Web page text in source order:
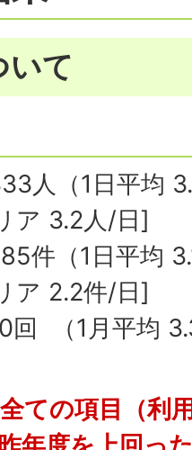
いて
人（1日平均
ア 3.2人/日]
件（1日平均
ア 2.2件/日]
回 （1月平均
ての項目（利